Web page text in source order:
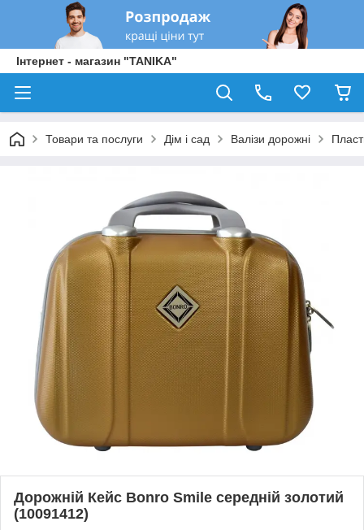
Інтернет - магазин "TANIKA"
Товари та послуги Дім і сад Валізи дорожні
Дорожній Кейс Bonro Smile середній золотий
(10091412)